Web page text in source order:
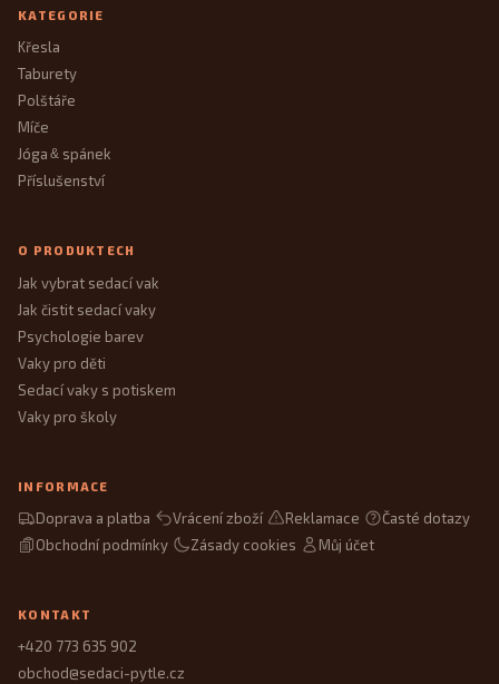
KATEGORIE
Křesla
Taburety
Polštáře
Míče
Jóga&spánek
Příslušenství
O PRODUKTECH
Jak vybrat sedací vak
Jak čistit sedací vaky
Psychologie barev
Vaky pro děti
Sedací vaky s potiskem
Vaky pro školy
INFORMACE
Doprava a platba Vrácení zboží Reklamace
Časté dotazy
Obchodní podmínky
Zásady cookies Můj účet
KONTAKT
+420 773 635 902
obchod@sedaci-pytle.cz